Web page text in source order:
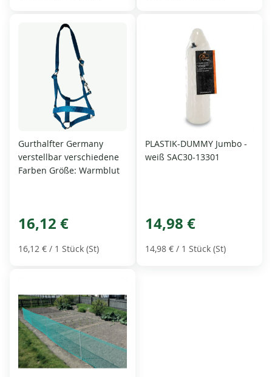
Gurthalfter Germany
verstellbar verschiedene
Farben Größe: Warmblut
16,12 €
16,12 € / 1 Stück (St)
PLASTIK-DUMMY Jumbo -
weiß SAC30-13301
14,98 €
14,98 € / 1 Stück (St)